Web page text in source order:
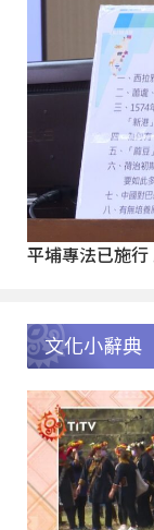
平埔專法已施
文化小辭典